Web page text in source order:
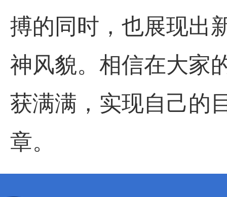
搏的同时，也展现出
神风貌。相信在大家
获满满，实现自己的
章。